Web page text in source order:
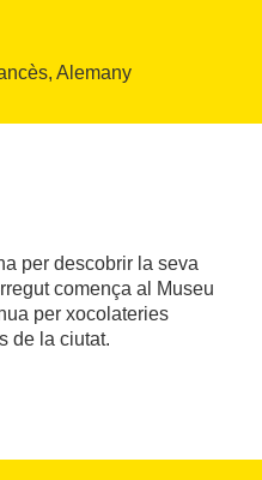
Alemany
per descobrir la seva
comença al Museu
per xocolateries
de la ciutat.